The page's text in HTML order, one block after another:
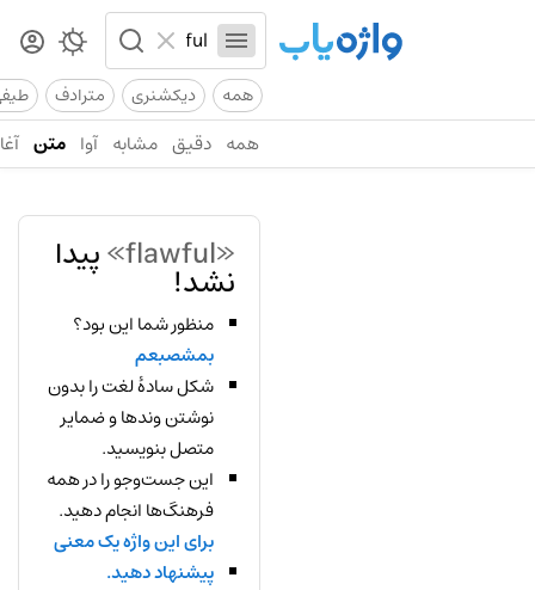
همه دیکشنری مترادف
همه دقیق مشابه آوا متن
«flawful» پیدا
نشد!
منظور شما این بود؟
بمشصبعم
شکل سادهٔ لغت را بدون
نوشتن وندها و ضمایر
متصل بنویسید.
این جست‌وجو را در همه
فرهنگ‌ها انجام دهید.
برای این واژه یک معنی
پیشنهاد دهید.